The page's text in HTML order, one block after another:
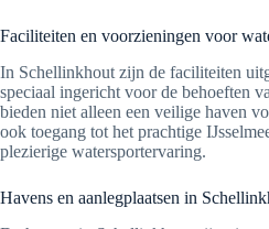
Faciliteiten en voorzieningen voor
In Schellinkhout zijn de faciliteiten
speciaal ingericht voor de behoeften
bieden niet alleen een veilige haven
ook toegang tot het prachtige
plezierige watersportervaring.
Havens en aanlegplaatsen in